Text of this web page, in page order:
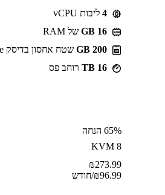
4 ליבות vCPU
GB 16 של RAM
200 GB
שטח אחסון בדיסק NVMe
16 TB
רוחב פס
65% הנחה
KVM 8
273.99
₪
96.99
₪/חודש